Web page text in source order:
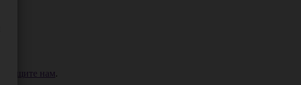
сообщите нам.